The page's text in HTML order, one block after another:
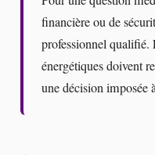
financière ou de
professionnel qualifié.
énergétiques doivent
une décision imposée